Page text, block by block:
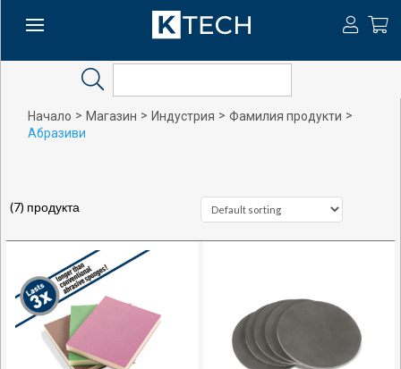
Начало > Магазин > Индустрия > Фамилия продукти >
Абразиви
(7) продукта